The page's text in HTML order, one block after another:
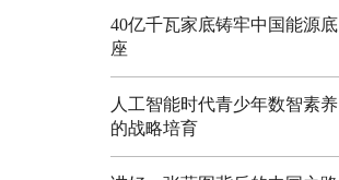
40亿千瓦家底铸牢中国能源底
座
人工智能时代青少年数智素养
的战略培育